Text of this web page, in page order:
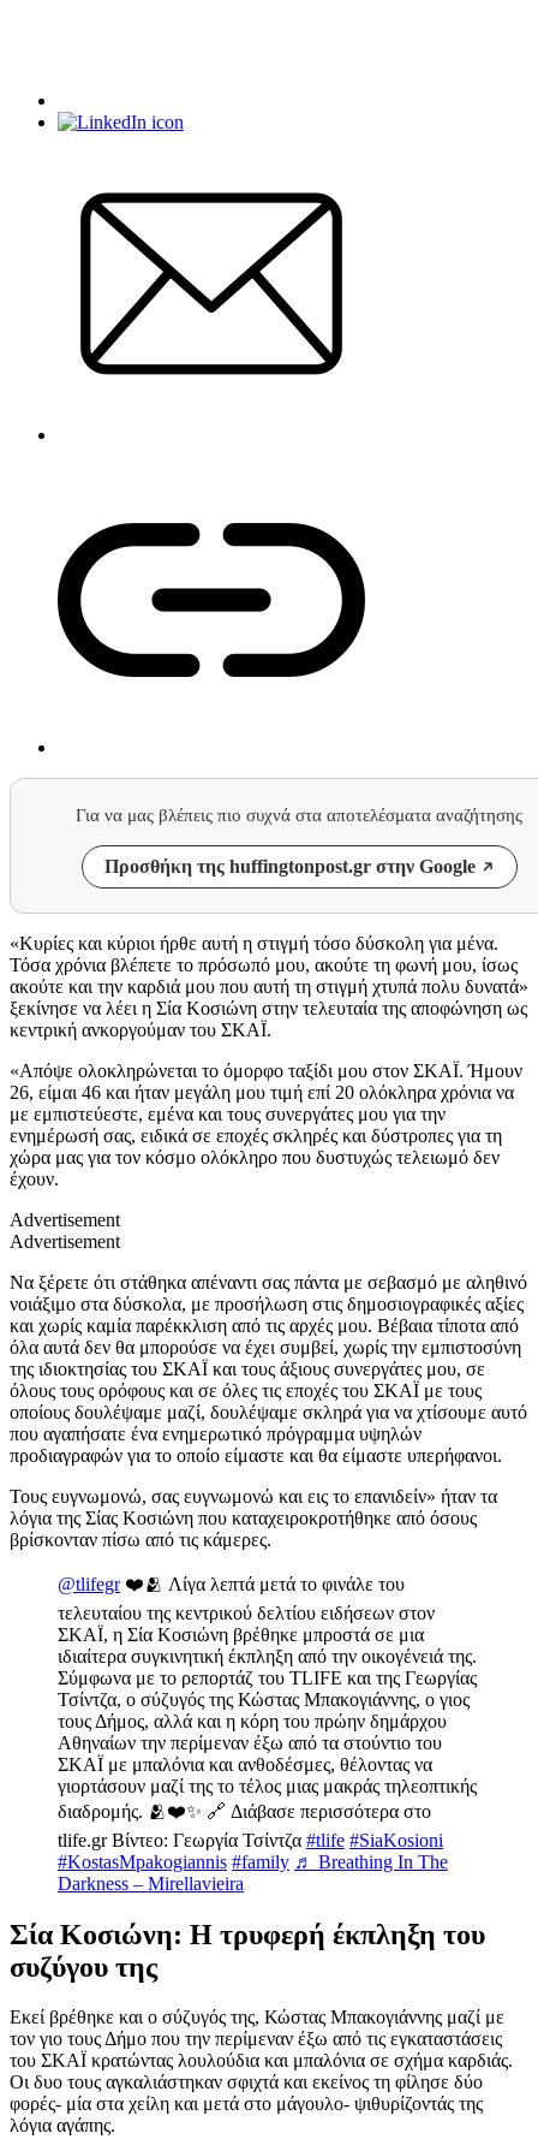
Για να μας βλέπεις πιο συχνά στα αποτελέσματα αναζήτησης
Προσθήκη της huffingtonpost.gr στην Google
«Κυρίες και κύριοι ήρθε αυτή η στιγμή τόσο δύσκολη για μένα.
Τόσα χρόνια βλέπετε το πρόσωπό μου, ακούτε τη φωνή μου, ίσως
ακούτε και την καρδιά μου που αυτή τη στιγμή χτυπά πολυ δυνατά»
ξεκίνησε να λέει η Σία Κοσιώνη στην τελευταία της αποφώνηση ως
κεντρική ανκοργούμαν του ΣΚΑΪ.
«Απόψε ολοκληρώνεται το όμορφο ταξίδι μου στον ΣΚΑΪ. Ήμουν
26, είμαι 46 και ήταν μεγάλη μου τιμή επί 20 ολόκληρα χρόνια να
με εμπιστεύεστε, εμένα και τους συνεργάτες μου για την
ενημέρωσή σας, ειδικά σε εποχές σκληρές και δύστροπες για τη
χώρα μας για τον κόσμο ολόκληρο που δυστυχώς τελειωμό δεν
έχουν.
Advertisement
Advertisement
Να ξέρετε ότι στάθηκα απέναντι σας πάντα με σεβασμό με αληθινό
νοιάξιμο στα δύσκολα, με προσήλωση στις δημοσιογραφικές αξίες
και χωρίς καμία παρέκκλιση από τις αρχές μου. Βέβαια τίποτα από
όλα αυτά δεν θα μπορούσε να έχει συμβεί, χωρίς την εμπιστοσύνη
της ιδιοκτησίας του ΣΚΑΪ και τους άξιους συνεργάτες μου, σε
όλους τους ορόφους και σε όλες τις εποχές του ΣΚΑΪ με τους
οποίους δουλέψαμε μαζί, δουλέψαμε σκληρά για να χτίσουμε αυτό
που αγαπήσατε ένα ενημερωτικό πρόγραμμα υψηλών
προδιαγραφών για το οποίο είμαστε και θα είμαστε υπερήφανοι.
Τους ευγνωμονώ, σας ευγνωμονώ και εις το επανιδείν» ήταν τα
λόγια της Σίας Κοσιώνη που καταχειροκροτήθηκε από όσους
βρίσκονταν πίσω από τις κάμερες.
@tlifegr❤️🫂 Λίγα λεπτά μετά το φινάλε του
τελευταίου της κεντρικού δελτίου ειδήσεων στον
ΣΚΑΪ, η Σία Κοσιώνη βρέθηκε μπροστά σε μια
ιδιαίτερα συγκινητική έκπληξη από την οικογένειά της.
Σύμφωνα με το ρεπορτάζ του TLIFE και της Γεωργίας
Τσίντζα, ο σύζυγός της Κώστας Μπακογιάννης, ο γιος
τους Δήμος, αλλά και η κόρη του πρώην δημάρχου
Αθηναίων την περίμεναν έξω από τα στούντιο του
ΣΚΑΪ με μπαλόνια και ανθοδέσμες, θέλοντας να
γιορτάσουν μαζί της το τέλος μιας μακράς τηλεοπτικής
διαδρομής. 🫂❤️✨ 🔗 Διάβασε περισσότερα στο
tlife.gr Βίντεο: Γεωργία Τσίντζα #tlife #SiaKosioni
#KostasMpakogiannis #family ♬ Breathing In The
Darkness – Mirellavieira
Σία Κοσιώνη: Η τρυφερή έκπληξη του
συζύγου της
Εκεί βρέθηκε και ο σύζυγός της, Κώστας Μπακογιάννης μαζί με
τον γιο τους Δήμο που την περίμεναν έξω από τις εγκαταστάσεις
του ΣΚΑΪ κρατώντας λουλούδια και μπαλόνια σε σχήμα καρδιάς.
Οι δυο τους αγκαλιάστηκαν σφιχτά και εκείνος τη φίλησε δύο
φορές- μία στα χείλη και μετά στο μάγουλο- ψιθυρίζοντάς της
λόγια αγάπης.